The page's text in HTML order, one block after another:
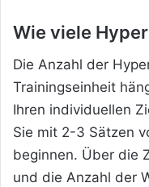
Wie viele
Die Anzahl der
Trainingseinheit
Ihren individuellen
Sie mit 2-3 Sätzen
beginnen. Über die
und die Anzahl der